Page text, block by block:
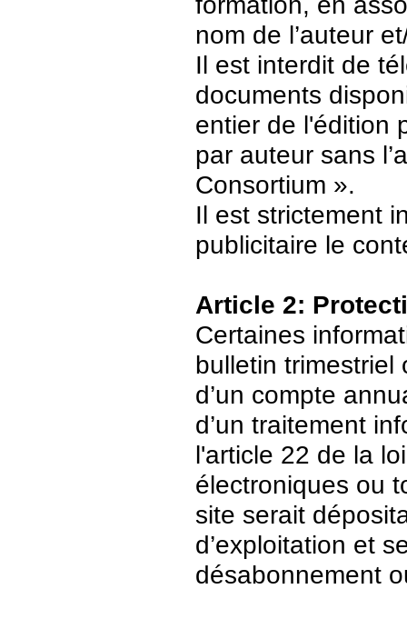
nom de l’auteur
Il est interdit de
documents
entier de l'édition
par auteur sans
Consortium ».
Il est strictement
publicitaire le
Article 2:
Certaines
bulletin trimestriel
d’un compte
d’un traitement
l'article 22 de la
électroniques ou
site serait
d’exploitation et
désabonnement